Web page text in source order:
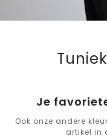
Je
Ook onze andere
artikel in